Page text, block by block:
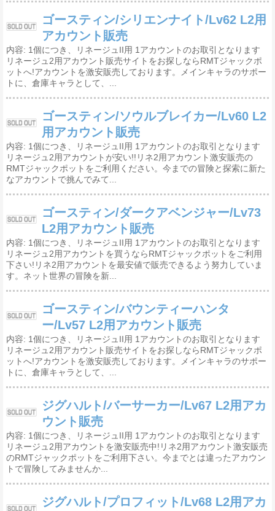
ゴースティン/シリエンナイト/Lv62 L2用
アカウント販売
内容: 1個につき、リネージュII用 1アカウントのお取引となります
リネージュ2用アカウント販売サイトをお探しならRMTジャックポ
ットへ!アカウントを激安販売しております。メインキャラのサポー
トに、倉庫キャラとして、...
ゴースティン/ソウルブレイカー/Lv60 L2
用アカウント販売
内容: 1個につき、リネージュII用 1アカウントのお取引となります
リネージュ2用アカウントが安い!!リネ2用アカウント激安販売の
RMTジャックポットをご利用ください。今までの冒険と探索に新た
なアカウントで挑んでみて...
ゴースティン/ダークアベンジャー/Lv73
L2用アカウント販売
内容: 1個につき、リネージュII用 1アカウントのお取引となります
リネージュ2用アカウントを買うならRMTジャックポットをご利用
下さい!リネ2用アカウントを最安値で販売できるよう努力していま
す。ネット世界の冒険を新...
ゴースティン/バウンティーハンタ
ー/Lv57 L2用アカウント販売
内容: 1個につき、リネージュII用 1アカウントのお取引となります
リネージュ2用アカウント販売サイトをお探しならRMTジャックポ
ットへ!アカウントを激安販売しております。メインキャラのサポー
トに、倉庫キャラとして、...
ジグハルト/バーサーカー/Lv67 L2用アカ
ウント販売
内容: 1個につき、リネージュII用 1アカウントのお取引となります
リネージュ2用アカウントを激安販売中!リネ2用アカウント激安販売
のRMTジャックポットをご利用下さい。今までとは違ったアカウン
トで冒険してみませんか...
ジグハルト/プロフィット/Lv68 L2用アカ